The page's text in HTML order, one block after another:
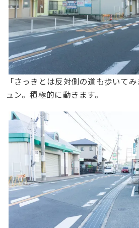
「さっきとは反対側の道も歩いて
ュン。積極的に動きます。